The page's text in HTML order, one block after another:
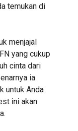
temukan di
menjajal
yang cukup
cinta dari
ia
untuk Anda
ini akan